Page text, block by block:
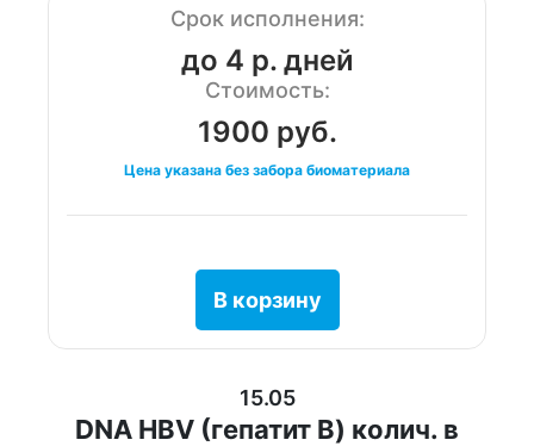
15.05
DNA HBV (гепатит В) колич. в
Срок исполнения:
до 4 р. дней
Стоимость:
1900 руб.
Цена указана без забора биоматериала
В корзину